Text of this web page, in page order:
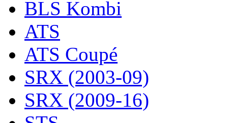
BLS Kombi
ATS
ATS Coupé
SRX (2003-09)
SRX (2009-16)